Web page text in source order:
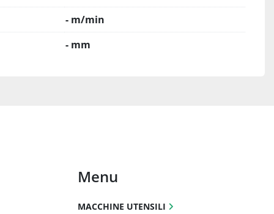
- m/min
- mm
Menu
MACCHINE UTENSILI